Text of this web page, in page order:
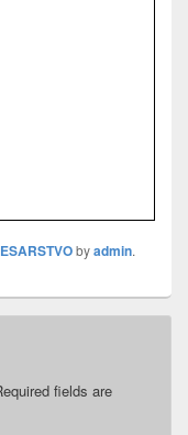
byadmin.
fields are